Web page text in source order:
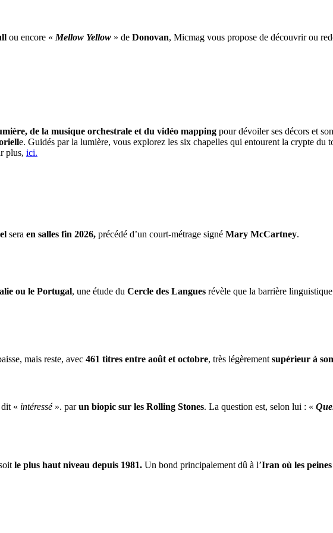
ou encore « Mellow Yellow » de Donovan, Micmag vous propose de découvrir ou
de la musique orchestrale et du vidéo mapping pour dévoiler ses décors et
e. Guidés par la lumière, vous explorez les six chapelles qui entourent la crypte du
plus, ici.
sera en salles fin 2026, précédé d’un court-métrage signé Mary McCartney.
ou le Portugal, une étude du Cercle des Langues révèle que la barrière linguistique
mais reste, avec 461 titres entre août et octobre, très légèrement supérieur à
dit « intéressé ». parun biopic sur les Rolling Stones. La question est, selon lui : «
le plus haut niveau depuis 1981. Un bond principalement dû à l’Iran où les